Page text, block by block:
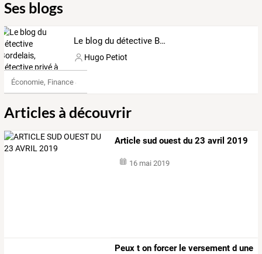
Ses blogs
Le blog du détective Bordelais, détective privé à Bordeaux
Hugo Petiot
Économie, Finance & Droit
Articles à découvrir
Article sud ouest du 23 avril 2019
16 mai 2019
Peux t on forcer le versement d une